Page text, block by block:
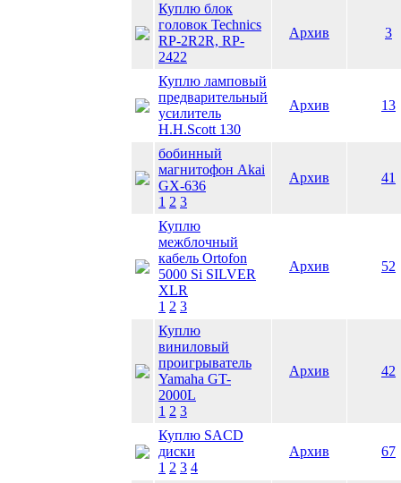
Куплю блок
головок Technics
RP-2R2R, RP-
2422
Архив 3
Куплю ламповый
предварительный
усилитель
H.H.Scott 130
Архив 13
бобинный
магнитофон Akai
GX-636
1 2 3
Архив 41
Куплю
межблочный
кабель Ortofon
5000 Si SILVER
XLR
1 2 3
Архив 52
Куплю
виниловый
проигрыватель
Yamaha GT-
2000L
1 2 3
Архив 42
Куплю SACD
диски
1 2 3 4
Архив 67